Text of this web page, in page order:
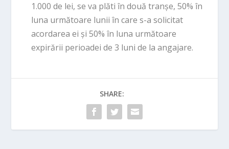
1.000 de lei, se va plăti în două tranșe, 50% în
luna următoare lunii în care s-a solicitat
acordarea ei și 50% în luna următoare
expirării perioadei de 3 luni de la angajare.
SHARE: